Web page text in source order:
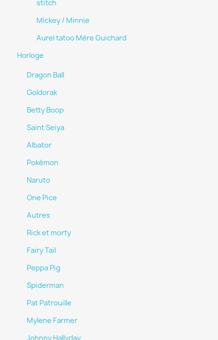
stitch
Mickey / Minnie
Aurel tatoo Mère Guichard
Horloge
Dragon Ball
Goldorak
Betty Boop
Saint Seiya
Albator
Pokémon
Naruto
One Pice
Autres
Rick et morty
Fairy Tail
Peppa Pig
Spiderman
Pat Patrouille
Mylene Farmer
Johnny Hallyday